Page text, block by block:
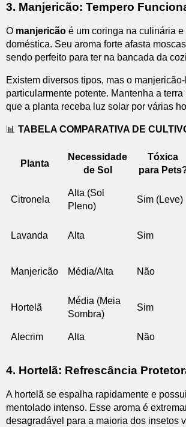
3. Manjericão: Tempero
O manjericão é um coringa na culinária e
doméstica. Seu aroma forte afasta
sendo perfeito para ter na bancada da
Existem diversos tipos, mas o
particularmente potente. Mantenha a
que a planta receba luz solar por várias
📊 TABELA COMPARATIVA DE
Planta
Necessidade
de Sol
Tóxica
para
Citronela
Alta (Sol
Pleno)
Sim (Leve)
Lavanda Alta Sim
Manjericão Média/Alta Não
Hortelã
Média (Meia
Sombra)
Sim
Alecrim Alta Não
4. Hortelã: Refrescância
A hortelã se espalha rapidamente e
mentolado intenso. Esse aroma é
desagradável para a maioria dos insetos